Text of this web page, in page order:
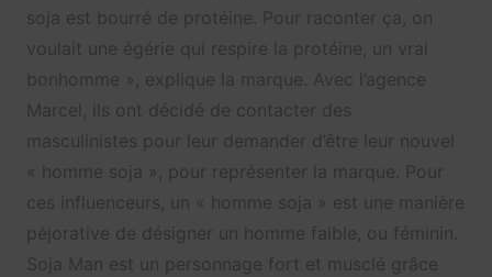
soja est bourré de protéine. Pour raconter ça, on
voulait une égérie qui respire la protéine, un vrai
bonhomme », explique la marque. Avec l’agence
Marcel, ils ont décidé de contacter des
masculinistes pour leur demander d’être leur nouvel
« homme soja », pour représenter la marque. Pour
ces influenceurs, un « homme soja » est une manière
péjorative de désigner un homme faible, ou féminin.
Soja Man est un personnage fort et musclé grâce